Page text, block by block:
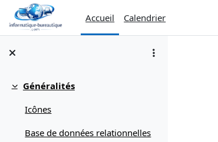
Passer au contenu principal
Accueil
Calendrier
Replier
Généralités
Icônes
Base de données relationnelles